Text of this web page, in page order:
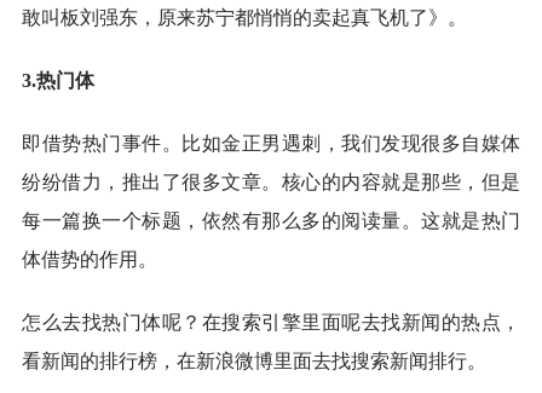
敢叫板刘强东，原来苏宁都悄悄的卖起真飞机了》。
3.热门体
即借势热门事件。比如金正男遇刺，我们发现很多自媒体
纷纷借力，推出了很多文章。核心的内容就是那些，但是
每一篇换一个标题，依然有那么多的阅读量。这就是热门
体借势的作用。
怎么去找热门体呢？在搜索引擎里面呢去找新闻的热点，
看新闻的排行榜，在新浪微博里面去找搜索新闻排行。